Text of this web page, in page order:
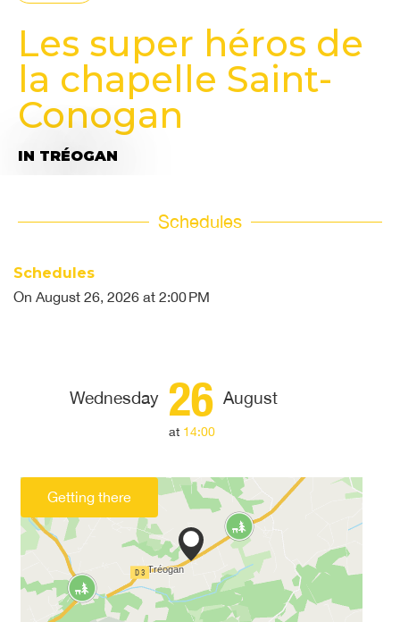
Les super héros de
la chapelle Saint-
Conogan
IN TRÉOGAN
Schedules
Schedules
On August 26, 2026 at 2:00 PM
Wednesday 26 August
at 14:00
Getting there